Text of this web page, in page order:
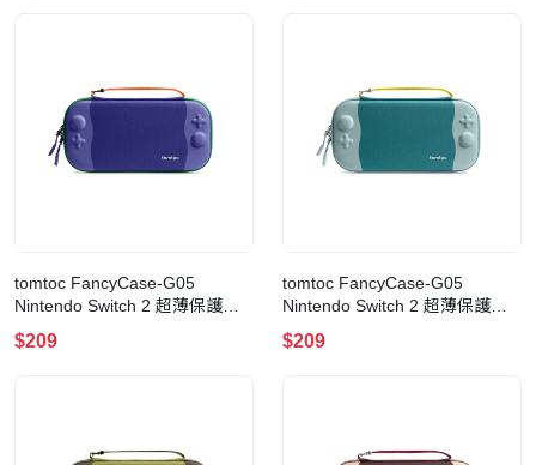
tomtoc FancyCase-G05
Nintendo Switch 2 超薄保護殼 -
雪糕系列(G05S3V2)(Blueberry)
$209
tomtoc FancyCase-G05
Nintendo Switch 2 超薄保護殼 -
雪糕系列(G05S3T3)(Seasalt)
$209